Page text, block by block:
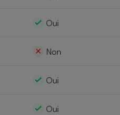
Oui
Non
Oui
Oui